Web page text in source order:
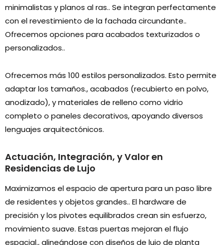
minimalistas y planos al ras.. Se integran perfectamente
con el revestimiento de la fachada circundante..
Ofrecemos opciones para acabados texturizados o
personalizados..
Ofrecemos más 100 estilos personalizados. Esto permite
adaptar los tamaños., acabados (recubierto en polvo,
anodizado), y materiales de relleno como vidrio
completo o paneles decorativos, apoyando diversos
lenguajes arquitectónicos.
Actuación, Integración, y Valor en
Residencias de Lujo
Maximizamos el espacio de apertura para un paso libre
de residentes y objetos grandes.. El hardware de
precisión y los pivotes equilibrados crean sin esfuerzo,
movimiento suave. Estas puertas mejoran el flujo
espacial., alineándose con diseños de lujo de planta